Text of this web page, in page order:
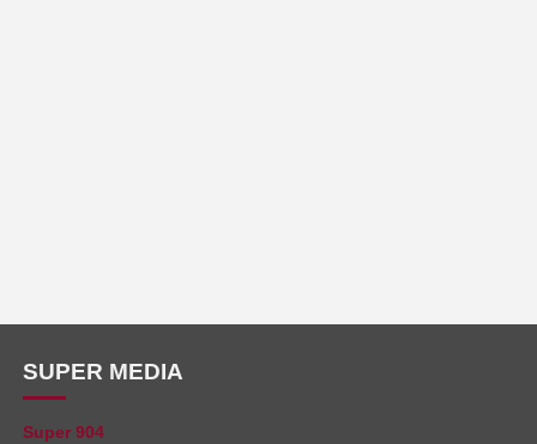
SUPER MEDIA
Super 904